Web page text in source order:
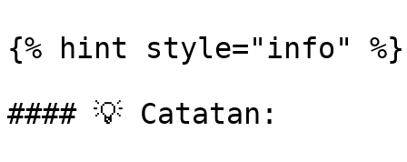
{% hint style="info" %}
#### 💡 Catatan: